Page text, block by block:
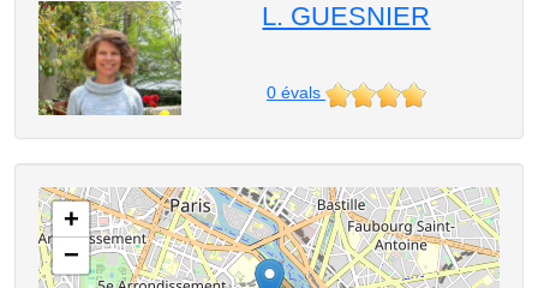
L. GUESNIER
0évals
+
−